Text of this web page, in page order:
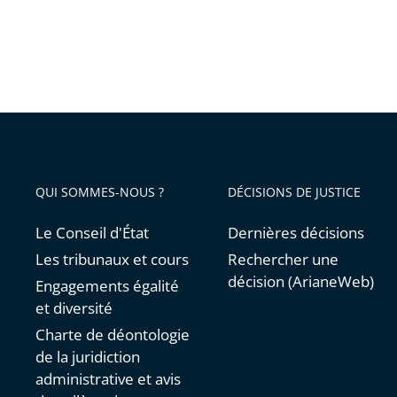
QUI SOMMES-NOUS ?
Le Conseil d'État
Les tribunaux et cours
Engagements égalité
et diversité
Charte de déontologie
de la juridiction
administrative et avis
DÉCISIONS DE JUSTICE
Dernières décisions
Rechercher une
décision (ArianeWeb)